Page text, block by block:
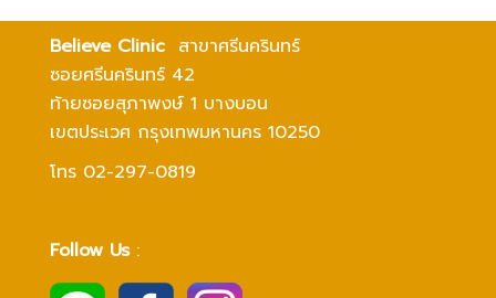
Believe Clinic สาขาศรีนครินทร์
ซอยศรีนครินทร์ 42
ท้ายซอยสุภาพงษ์ 1 บางบอน
เขตประเวศ กรุงเทพมหานคร 10250
โทร 02-297-0819
Follow Us: